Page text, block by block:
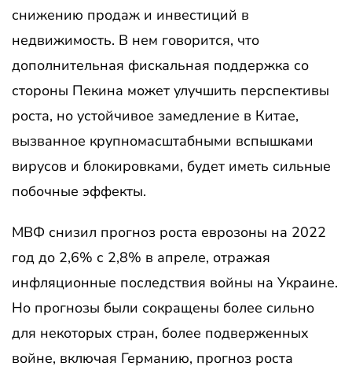
снижению продаж и инвестиций в
недвижимость. В нем говорится, что
дополнительная фискальная поддержка со
стороны Пекина может улучшить перспективы
роста, но устойчивое замедление в Китае,
вызванное крупномасштабными вспышками
вирусов и блокировками, будет иметь сильные
побочные эффекты.
МВФ снизил прогноз роста еврозоны на 2022
год до 2,6% с 2,8% в апреле, отражая
инфляционные последствия войны на Украине.
Но прогнозы были сокращены более сильно
для некоторых стран, более подверженных
войне, включая Германию, прогноз роста